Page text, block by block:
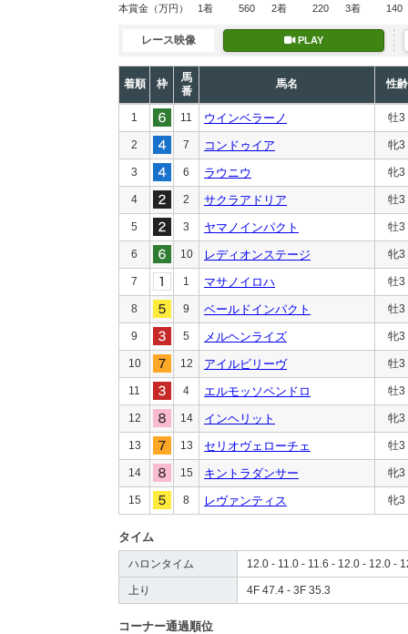
本賞金 （万円） 1着 560 2着 220 3着 140
レース映像 PLAY
着順 枠
馬
番
馬名 性齢
1 11 ウインベラーノ 牡3
2 7 コンドゥイア 牝3
3 6 ラウニウ 牝3
4 2 サクラアドリア 牡3
5 3 ヤマノインパクト 牡3
6 10 レディオンステージ 牝3
7 1 マサノイロハ 牡3
8 9 ベールドインパクト 牡3
9 5 メルヘンライズ 牝3
10 12 アイルビリーヴ 牡3
11 4 エルモッソペンドロ 牡3
12 14 インヘリット 牝3
13 13 セリオヴェローチェ 牡3
14 15 キントラダンサー 牝3
15 8 レヴァンティス 牝3
タイム
ハロンタイム 12.0 - 11.0 - 11.6 - 12.0 - 12.0 -
上り 4F 47.4 - 3F 35.3
コーナー通過順位